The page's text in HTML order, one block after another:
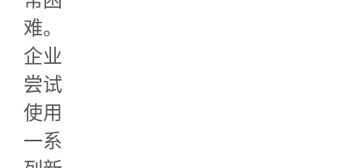
难。
企业
尝试
使用
一系